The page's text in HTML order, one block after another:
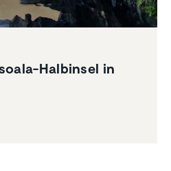
Halbinsel in